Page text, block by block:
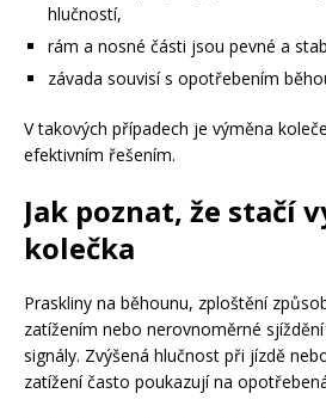
hlučností,
rám a nosné části jsou pevné a
závada souvisí s opotřebením
V takových případech je výměna
efektivním řešením.
Jak poznat, že stačí
kolečka
Praskliny na běhounu, zploštění
zatížením nebo nerovnoměrné
signály. Zvýšená hlučnost při jízdě
zatížení často poukazují na